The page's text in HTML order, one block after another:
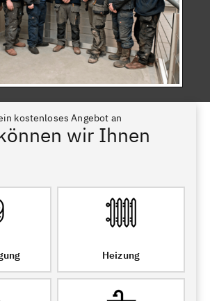
kostenloses Angebot an
wir Ihnen
Heizung